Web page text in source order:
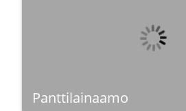
Panttilainaamo